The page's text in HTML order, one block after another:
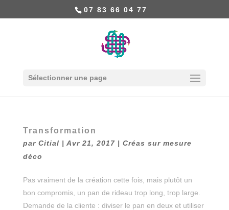
07 83 66 04 77
Sélectionner une page
Transformation
par Citial | Avr 21, 2017| Créas sur mesure
déco
Pas vraiment de la création cette fois, mais plutôt un
bon compromis, un pan de rideau trop long, trop large.
Demande de la cliente : diviser le pan en deux et utiliser